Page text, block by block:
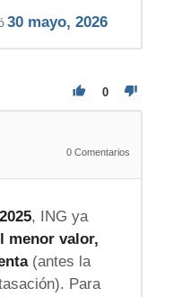
30 mayo, 2026
0
0 Comentarios
, ING ya
menor valor,
(antes la
Para